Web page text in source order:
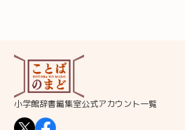
小学館辞書編集室公式アカウント一覧